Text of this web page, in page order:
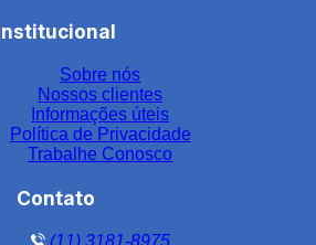
para água
industrial
para tratamento de água
Sobre nós
Nossos clientes
Informações úteis
Política de Privacidade
Trabalhe Conosco
Contato
(11) 3181-8975